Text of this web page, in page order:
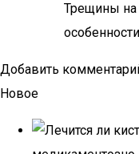
Трещины на
Добавить
Новое